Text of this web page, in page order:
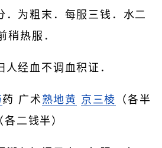
．为粗末．每服三钱．水二
稍热服．
人经血不调血积证．
药 广术 熟地黄 京三棱
（各半
各二钱半）